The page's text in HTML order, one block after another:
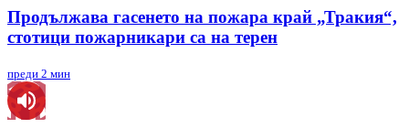
Продължава гасенето на пожара край „Тракия“,
стотици пожарникари са на терен
преди 2 мин